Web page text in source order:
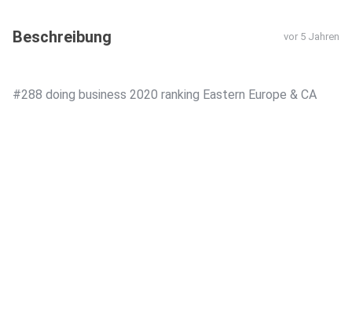
Beschreibung vor 5 Jahren
#288 doing business 2020 ranking Eastern Europe & CA